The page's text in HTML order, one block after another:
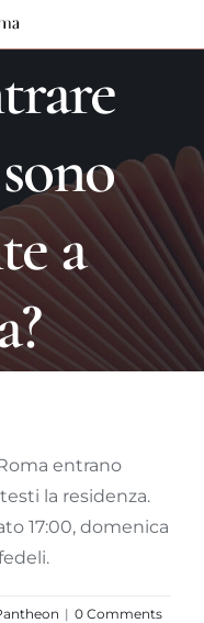
a
entrano
la residenza.
17:00, domenica
| 0 Comments